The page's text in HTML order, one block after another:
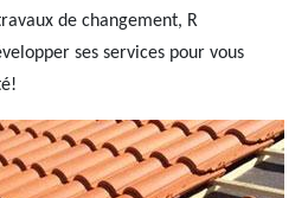
de changement, R
ses services pour vous